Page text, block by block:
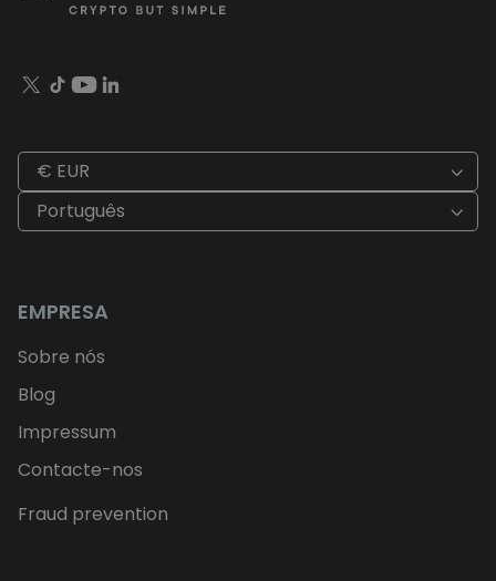
€ EUR
Português
EMPRESA
Sobre nós
Blog
Impressum
Contacte-nos
Fraud prevention